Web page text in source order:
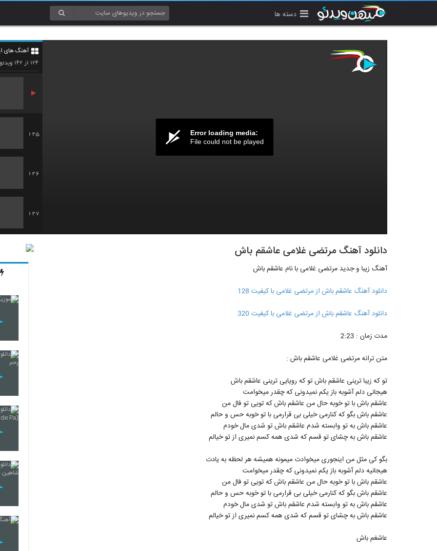
دسته ها
Error loading media:
File could not be played
آهنگ های
۱۲۴ از ۱۴۲ ویدئو
123
125
126
127
128 دانلود آهنگ مرتضی غلامی عاشقم باش
آهنگ زیبا و جدید مرتضی غلامی با نام عاشقم باش
دانلود آهنگ عاشقم باش از مرتضی غلامی با کیفیت 128
دانلود آهنگ عاشقم باش از مرتضی غلامی با کیفیت 320
مدت زمان : 2:23
متن ترانه مرتضی غلامی عاشقم باش :
تو که زیبا ترینی عاشقم باش تو که رویایی ترینی عاشقم باش
هیجانی دلم آشوبه باز یکم نمیدونی که چقدر میخوامت
عاشقم باش با تو خوبه حال من عاشقم باش که تویی تو فال من
عاشقم باش بگو که کنارمی خیلی بی قرارمی با تو خوبه حس و حالم
عاشقم باش به تو وابسته شدم عاشقم باش تو شدی مال خودم
عاشقم باش به چشای تو قسم که شدی همه کسم نمیری از تو خیالم
بگو کی مثل من اینجوری میخوادت میمونه همیشه هر لحظه به یادت
هیجانیه دلم آشوبه باز یکم نمیدونی که چقدر میخوامت
عاشقم باش با تو خوبه حال من عاشقم باش که تویی تو فال من
عاشقم باش بگو که کنارمی خیلی بی قرارمی با تو خوبه حس و حالم
عاشقم باش به تو وابسته شدم عاشقم باش تو شدی مال خودم
عاشقم باش به چشای تو قسم که شدی همه کسم نمیری از تو خیالم
عاشغم باش